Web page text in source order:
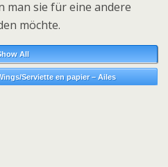
man sie für eine andere
möchte.
All
Serviette en papier – Ailes